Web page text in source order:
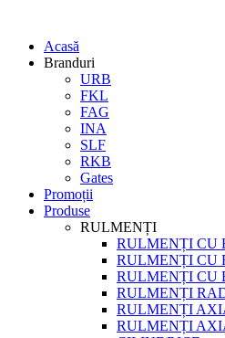
Acasă
Branduri
URB
FKL
FAG
INA
SLF
RKB
Gates
Promoții
Produse
RULMENȚI
RULMENȚI CU
RULMENȚI CU
RULMENȚI CU
RULMENȚI
RULMENȚI
RULMENȚI